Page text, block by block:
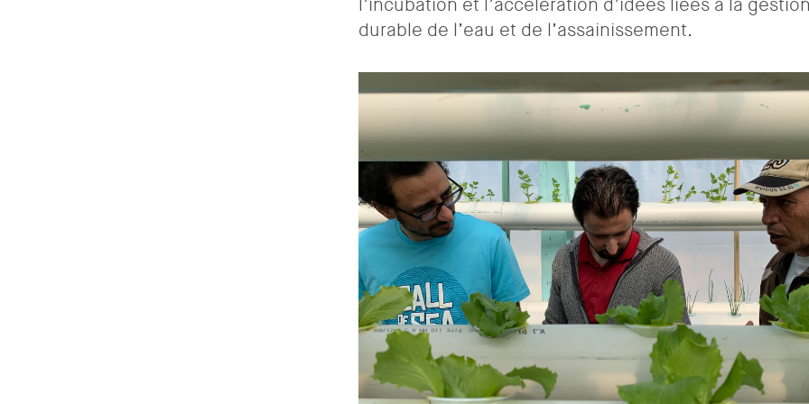
l’incubation et l’accélération d’idées liées à la
durable de l’eau et de l’assainissement.